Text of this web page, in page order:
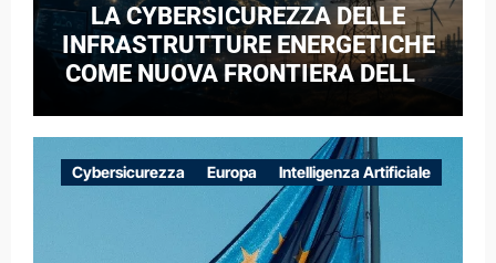
LA CYBERSICUREZZA DELLE
INFRASTRUTTURE ENERGETICHE
COME NUOVA FRONTIERA DELLA
CASO DELLE RETI ELETTRICHE
EUROPEE NEL CONTESTO DELLA
GUERRA IBRIDA
Cybersicurezza Europa Intelligenza Artificiale